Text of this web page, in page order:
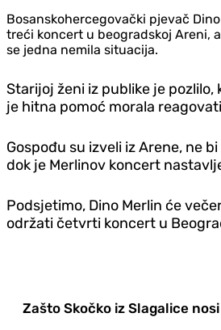
Bosanskohercegovački pjevač
treći koncert u beogradskoj Areni,
se jedna nemila situacija.
Starijoj ženi iz publike je pozlilo,
je hitna pomoć morala
Gospođu su izveli iz Arene, ne
dok je Merlinov koncert
Podsjetimo, Dino Merlin će
održati četvrti koncert u
Zašto Skočko iz Slagalice